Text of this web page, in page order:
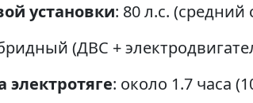
установки: 80 л.с. (средний
(ДВС +
: около 1.7 часа